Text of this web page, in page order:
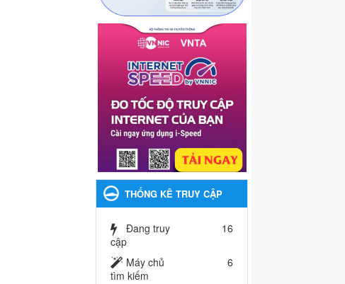
THỐNG KÊ TRUY CẬP
Đang truy
cập
16
Máy chủ
tìm kiếm
6